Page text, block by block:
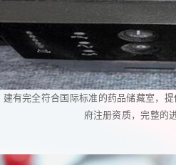
建有完全符合国际标准的药品储藏室，
府注册资质，完整的